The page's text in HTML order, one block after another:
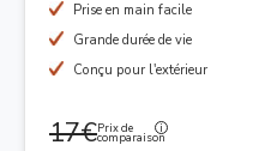
Prise en main facile
Grande durée de vie
Conçu pour l'extérieur
17€Prix de
comparaison